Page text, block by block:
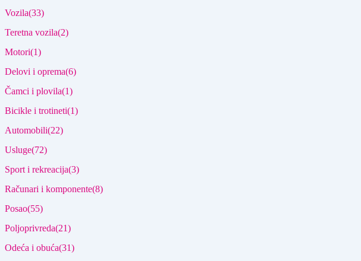
Vozila(33)
Teretna vozila(2)
Motori(1)
Delovi i oprema(6)
Čamci i plovila(1)
Bicikle i trotineti(1)
Automobili(22)
Usluge(72)
Sport i rekreacija(3)
Računari i komponente(8)
Posao(55)
Poljoprivreda(21)
Odeća i obuća(31)